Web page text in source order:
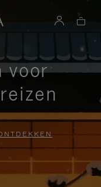
voor